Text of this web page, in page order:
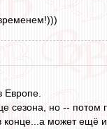
Европе.
сезона, но -- потом
может ещё и